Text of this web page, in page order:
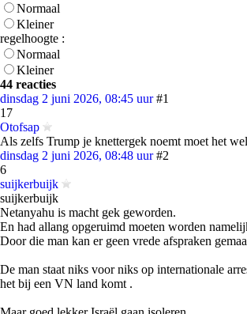
Normaal
Kleiner
regelhoogte :
Normaal
Kleiner
44 reacties
dinsdag 2 juni 2026, 08:45 uur #1
17
Otofsap
Als zelfs Trump je knettergek noemt moet het
dinsdag 2 juni 2026, 08:48 uur #2
6
suijkerbuijk
suijkerbuijk
Netanyahu is macht gek geworden.
En had allang opgeruimd moeten worden
Door die man kan er geen vrede afspraken
De man staat niks voor niks op internationale
het bij een VN land komt .